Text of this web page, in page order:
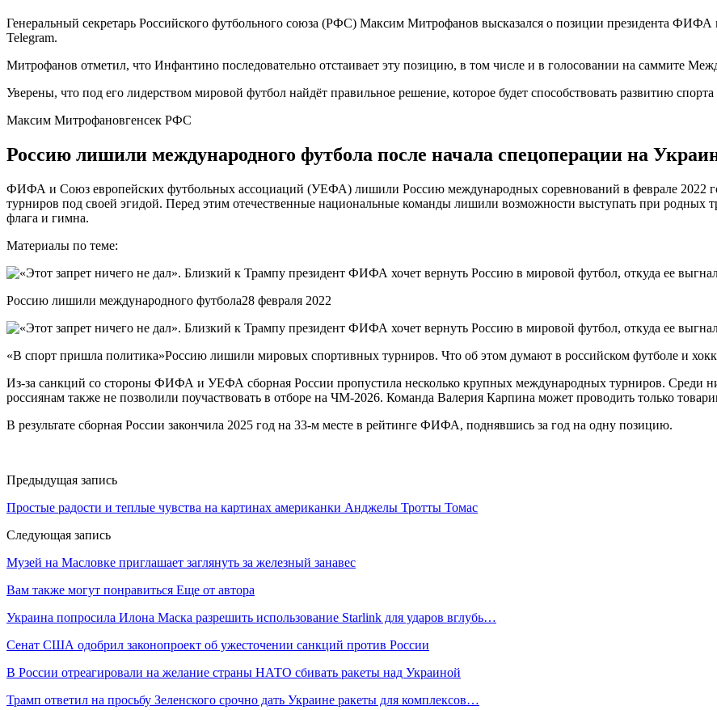
Генеральный секретарь Российского футбольного союза (РФС) Максим Митрофанов высказался о позиции президента
Telegram.
Митрофанов отметил, что Инфантино последовательно отстаивает эту позицию, в том числе и в голосовании на саммите
Уверены, что под его лидерством мировой футбол найдёт правильное решение, которое будет способствовать развитию
Максим Митрофановгенсек РФС
Россию лишили международного футбола после начала спецоперации на
ФИФА и Союз европейских футбольных ассоциаций (УЕФА) лишили Россию международных соревнований в феврале 2022
турниров под своей эгидой. Перед этим отечественные национальные команды лишили возможности выступать при родных
флага и гимна.
Материалы по теме:
Россию лишили международного футбола28 февраля 2022
«В спорт пришла политика»Россию лишили мировых спортивных турниров. Что об этом думают в российском футболе и
Из-за санкций со стороны ФИФА и УЕФА сборная России пропустила несколько крупных международных турниров. Среди
россиянам также не позволили поучаствовать в отборе на ЧМ-2026. Команда Валерия Карпина может проводить только
В результате сборная России закончила 2025 год на 33-м месте в рейтинге ФИФА, поднявшись за год на одну позицию.
Предыдущая запись
Простые радости и теплые чувства на картинах американки Анджелы Тротты Томас
Следующая запись
Музей на Масловке приглашает заглянуть за железный занавес
Вам также могут понравиться Еще от автора
Украина попросила Илона Маска разрешить использование Starlink для ударов вглубь…
Сенат США одобрил законопроект об ужесточении санкций против России
В России отреагировали на желание страны НАТО сбивать ракеты над Украиной
Трамп ответил на просьбу Зеленского срочно дать Украине ракеты для комплексов…